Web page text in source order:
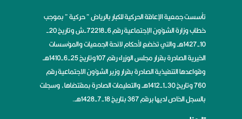
تأسست جمعية الإعاقة الحركية للكبار بالرياض ” حركية ” بموجب
خطاب وزارة الشؤون الإجتماعية رقم 6-72218-ش وتاريخ 20-
10-1427هــ والتي تخضع لأحكام لائحة الجمعيات والمؤسسات
الخيرية الصادرة بقرار مجلس الوزراء رقم 107وتاريخ 25-6-1410هــ
وقواعدها التنفيذية الصادرة بقرار وزير الشؤون الاجتماعية رقم
760 وتاريخ 30-1-1412هــ والتعليمات الصادرة بمقتضاها، وسجلت
بالسجل الخاص لديها برقم 367 بتاريخ 18-7-1428هــ.